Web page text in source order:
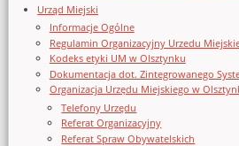
Urząd Miejski
Informacje Ogólne
Regulamin Organizacyjny Urzedu
Kodeks etyki UM w Olsztynku
Dokumentacja dot. Zintegrowanego
Organizacja Urzędu Miejskiego w
Telefony Urzędu
Referat Organizacyjny
Referat Spraw Obywatelskich